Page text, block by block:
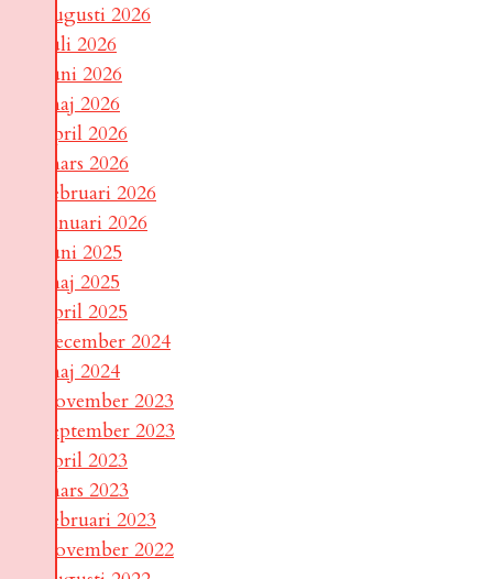
augusti 2026
juli 2026
juni 2026
maj 2026
april 2026
mars 2026
februari 2026
januari 2026
juni 2025
maj 2025
april 2025
december 2024
maj 2024
november 2023
september 2023
april 2023
mars 2023
februari 2023
november 2022